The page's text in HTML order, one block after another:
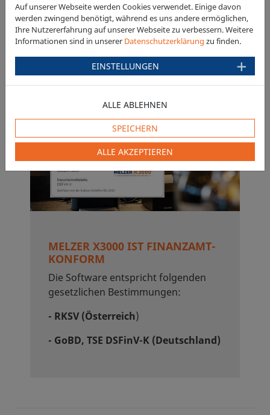
MELZER X3000 IST FINANZAMT-
KONFORM
Die Software entspricht folgenden
gesetzlichen Bestimmungen:
- RKSV (Österreich)
- GoBD, TSE DSFinV-K (Deutschland)
Auf unserer Webseite werden Cookies verwendet. Einige davon
werden zwingend benötigt, während es uns andere ermöglichen,
Ihre Nutzererfahrung auf unserer Webseite zu verbessern. Weitere
Informationen sind in unserer Datenschutzerklärung zu finden.
EINSTELLUNGEN
ALLE ABLEHNEN
SPEICHERN
ALLE AKZEPTIEREN